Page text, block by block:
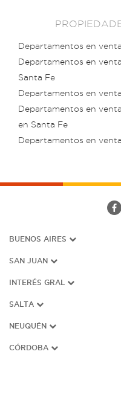
Departamentos en
Departamentos en
Santa Fe
Departamentos en
Departamentos en
en Santa Fe
Departamentos en
BUENOS AIRES
SAN JUAN
INTERÉS GRAL
SALTA
NEUQUÉN
CÓRDOBA